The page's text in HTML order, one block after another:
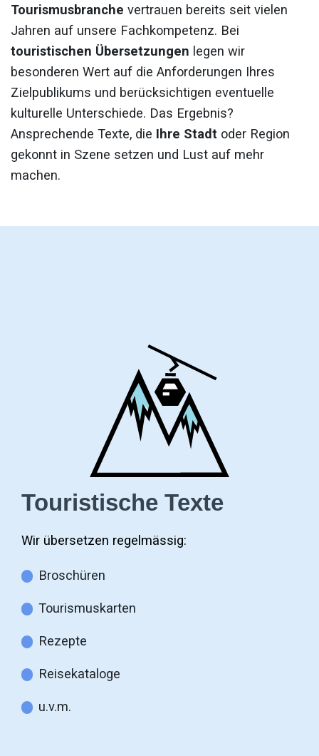
Tourismusbranche vertrauen bereits seit vielen
Jahren auf unsere Fachkompetenz. Bei
touristischen Übersetzungen legen wir
besonderen Wert auf die Anforderungen Ihres
Zielpublikums und berücksichtigen eventuelle
kulturelle Unterschiede. Das Ergebnis?
Ansprechende Texte, die Ihre Stadt oder Region
gekonnt in Szene setzen und Lust auf mehr
machen.
Touristische Texte
Wir übersetzen regelmässig:
Broschüren
Tourismuskarten
Rezepte
Reisekataloge
u.v.m.